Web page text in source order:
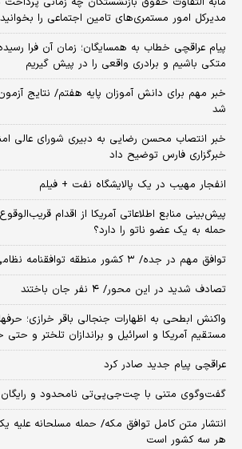
مدیرکل امور مستمری‌های تامین اجتماعی را بخوانید
پیام عراقچی خطاب به همسایگان؛ زمان آن فرا
متکی باشیم و برادری واقعی را در پیش گیریم
خبر مهم برای دانش آموزان پایه هفتم/ نتایج
شد
خبر انتصاب محسن رضایی به دبیری شورای عالی
خبرگزاری فارس توضیح داد
انفجار مهیب در یک پالایشگاه نفت + فیلم
پیش‌بینی منابع اطلاعاتی آمریکا از اقدام
حمله به یک عضو ناتو را دارد؟
توافق مهم در جده/ ۳ کشور منطقه توافقنامه نظامی امضا می‌کنند
تصادف شدید در این محور/ ۴ نفر جان باختند
واکنش ابطحی به اظهارات جنجالی باقر خرازی؛
مستقیم آمریکا و اسرائیل و براندازان تلختر و حتی
عراقچی پیام جدید صادر کرد
گفت‌وگوی متنی با چت‌جی‌پی‌تی نامحدود و
انتشار متن کامل توافق مکه/ حمله مسلحانه علیه
هر سه کشور است